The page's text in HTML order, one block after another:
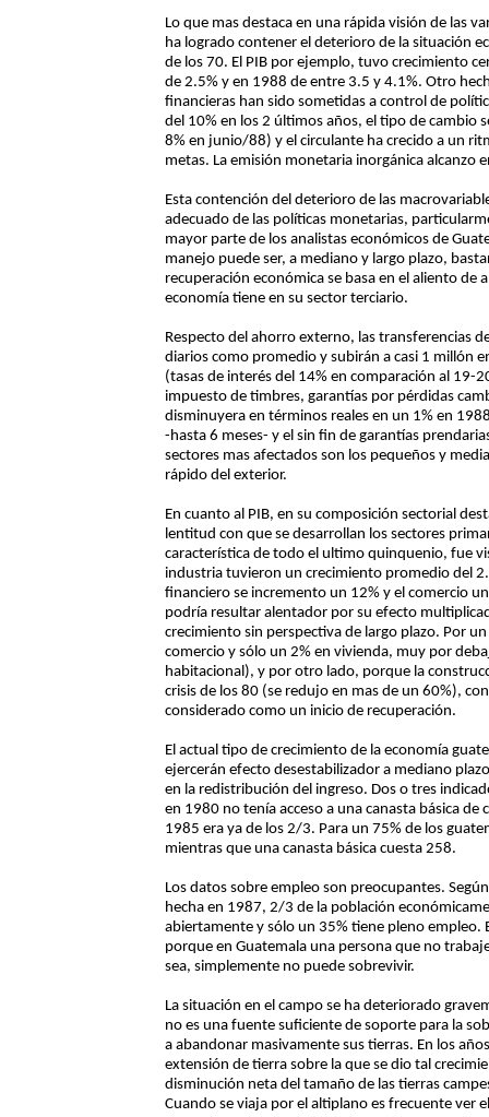
Lo que mas destaca en una rápida visión de las
ha logrado contener el deterioro de la situación
de los 70. El PIB por ejemplo, tuvo crecimiento
de 2.5% y en 1988 de entre 3.5 y 4.1%. Otro
financieras han sido sometidas a control de
del 10% en los 2 últimos años, el tipo de cambio
8% en junio/88) y el circulante ha crecido a un
metas. La emisión monetaria inorgánica alcanzo
Esta contención del deterioro de las
adecuado de las políticas monetarias,
mayor parte de los analistas económicos de
manejo puede ser, a mediano y largo plazo,
recuperación económica se basa en el aliento
economía tiene en su sector terciario.
Respecto del ahorro externo, las transferencias
diarios como promedio y subirán a casi 1 millón
(tasas de interés del 14% en comparación al 19-
impuesto de timbres, garantías por pérdidas
disminuyera en términos reales en un 1% en
-hasta 6 meses- y el sin fin de garantías
sectores mas afectados son los pequeños y
rápido del exterior.
En cuanto al PIB, en su composición sectorial
lentitud con que se desarrollan los sectores
característica de todo el ultimo quinquenio, fue
industria tuvieron un crecimiento promedio del
financiero se incremento un 12% y el comercio
podría resultar alentador por su efecto
crecimiento sin perspectiva de largo plazo. Por
comercio y sólo un 2% en vivienda, muy por
habitacional), y por otro lado, porque la
crisis de los 80 (se redujo en mas de un 60%),
considerado como un inicio de recuperación.
El actual tipo de crecimiento de la economía
ejercerán efecto desestabilizador a mediano
en la redistribución del ingreso. Dos o tres
en 1980 no tenía acceso a una canasta básica
1985 era ya de los 2/3. Para un 75% de los
mientras que una canasta básica cuesta 258.
Los datos sobre empleo son preocupantes.
hecha en 1987, 2/3 de la población
abiertamente y sólo un 35% tiene pleno empleo.
porque en Guatemala una persona que no
sea, simplemente no puede sobrevivir.
La situación en el campo se ha deteriorado
no es una fuente suficiente de soporte para la
a abandonar masivamente sus tierras. En los
extensión de tierra sobre la que se dio tal
disminución neta del tamaño de las tierras
Cuando se viaja por el altiplano es frecuente ver